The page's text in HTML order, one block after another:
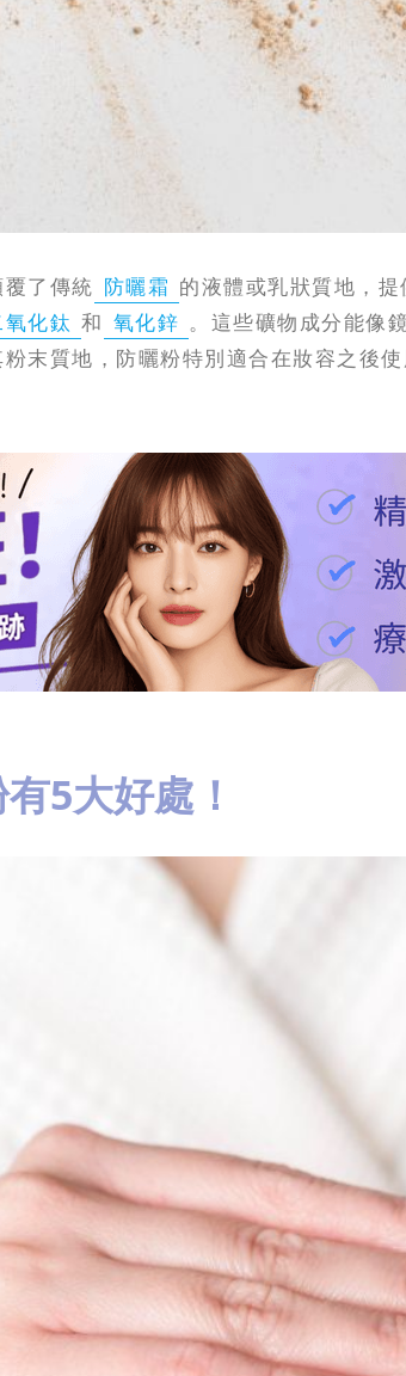
了傳統 防曬霜 的液體或乳狀質地，
化鈦 和 氧化鋅 。這些礦物成分能像
末質地，防曬粉特別適合在妝容之後
5大好處！